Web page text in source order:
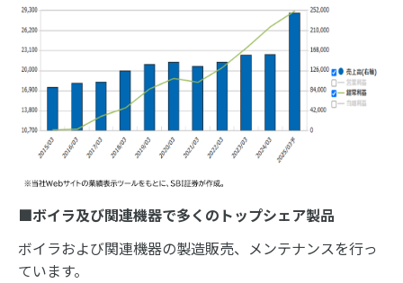
■ボイラ及び関連機器で多くのトップシェア製品
ボイラおよび関連機器の製造販売、メンテナンスを行っ
ています。